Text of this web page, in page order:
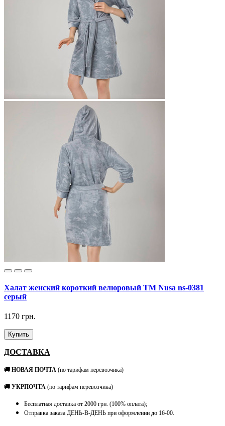
Халат женский короткий велюровый ТМ Nusa ns-0381
серый
1170 грн.
Купить
ДОСТАВКА
🚚 НОВАЯ ПОЧТА (по тарифам перевозчика)
🚚 УКРПОЧТА (по тарифам перевозчика)
Бесплатная доставка от 2000 грн. (100% оплата);
Отправка заказа ДЕНЬ-В-ДЕНЬ при оформлении до 16-00.